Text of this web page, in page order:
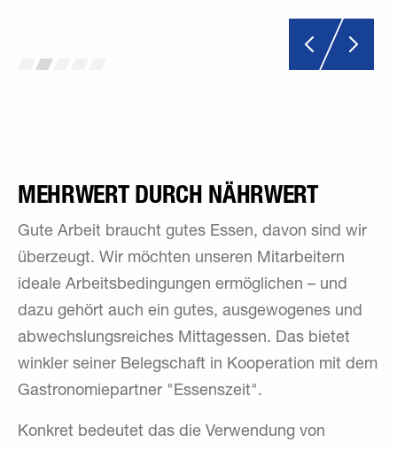
MEHRWERT DURCH NÄHRWERT
Gute Arbeit braucht gutes Essen, davon sind wir
überzeugt. Wir möchten unseren Mitarbeitern
ideale Arbeitsbedingungen ermöglichen – und
dazu gehört auch ein gutes, ausgewogenes und
abwechslungsreiches Mittagessen. Das bietet
winkler seiner Belegschaft in Kooperation mit dem
Gastronomiepartner "Essenszeit".
Konkret bedeutet das die Verwendung von